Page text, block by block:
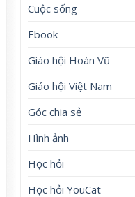
Cuộc sống
Ebook
Giáo hội Hoàn Vũ
Giáo hội Việt Nam
Góc chia sẻ
Hình ảnh
Học hỏi
Học hỏi YouCat